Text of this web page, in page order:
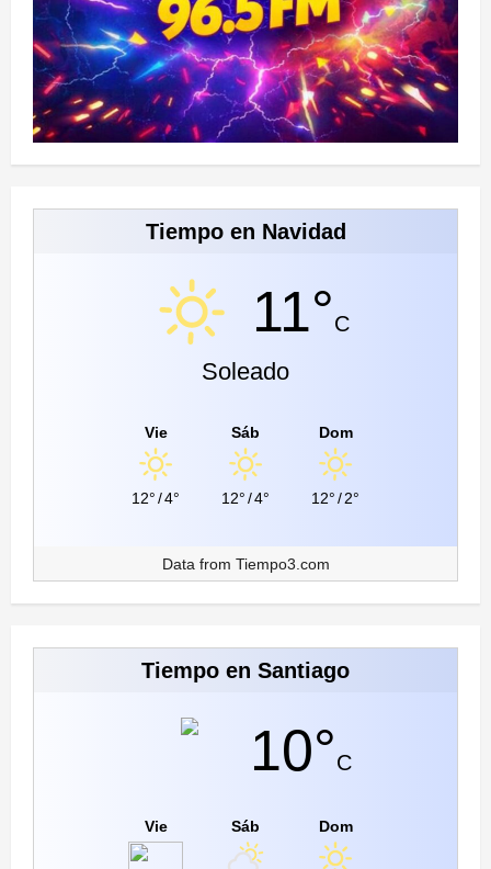
Tiempo en Navidad
11°C
Soleado
Vie
12°/4°
Sáb
12°/4°
Dom
12°/2°
Data from Tiempo3.com
Tiempo en Santiago
10°C
Vie Sáb Dom